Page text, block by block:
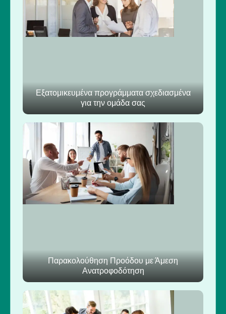
Εξατομικευμένα προγράμματα σχεδιασμένα
για την ομάδα σας
Παρακολούθηση Προόδου με Άμεση
Ανατροφοδότηση